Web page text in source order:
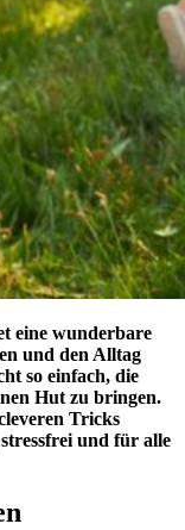
eine wunderbare
und den Alltag
so einfach, die
Hut zu bringen.
Tricks
und für alle